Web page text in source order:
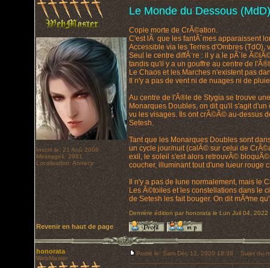
Inscrit le: 21 Aoû 2006
Messages: 2981
Localisation: Annecy
Le Monde du Dessous (MdD)
Copie morte de CrÃ©ation.
C'est lÃ que les fantÃ´mes apparaissent
Accessible via les Terres d'Ombres (TdO),
Seul le centre diffÃ¨re : il y a le pÃ´le
tandis qu'il y a un gouffre au centre de
Le Chaos et les Marches n'existent pas
Il n'y a pas de vent ni de nuages ni de
Au centre de l'Ã®le de Stygia se trouve
Monarques Doubles, on dit qu'il s'agit
vu les visages. Ils ont crÃ©Ã© au-dessus
Setesh.
Tant que les Monarques Doubles sont
un cycle jour/nuit (calÃ© sur celui de
exil, le soleil s'est alors retrouvÃ©
coucher, illuminant tout d'une lueur rouge
Il n'y a pas de lune normalement, mais
Les Ã©toiles et les constellations dans le
de Setesh les fait bouger. On dit mÃªme
Dernière édition par honorata le Lun Juil 04,
Revenir en haut de page
honorata
WebMaster
Posté le: Sam Déc 12, 2020 18:38 Sujet du